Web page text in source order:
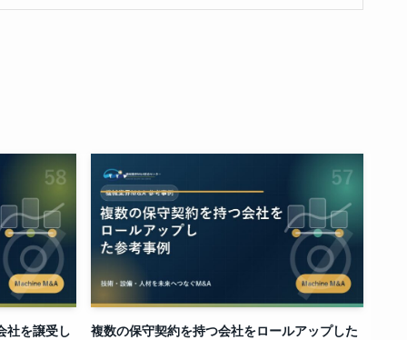
社を譲受し
複数の保守契約を持つ会社をロールアップした